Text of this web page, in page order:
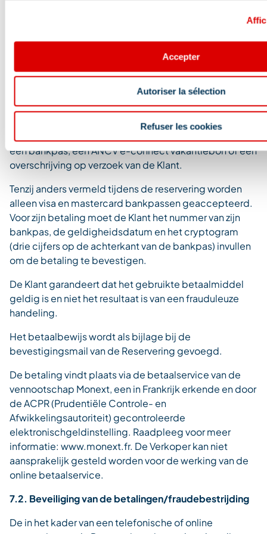
Accepter
Autoriser la sélection
Refuser les cookies
transactie en vormt het enige document dat als bewijs
ARTIKEL 7: BETALINGSMODALITEITEN
7.1. Betaalmiddelen
De Reservering kan uitsluitend betaald worden met
een bankpas, een ANCV e-connect vakantiebon of een
overschrijving op verzoek van de Klant.
Tenzij anders vermeld tijdens de reservering worden
alleen visa en mastercard bankpassen geaccepteerd.
Voor zijn betaling moet de Klant het nummer van zijn
bankpas, de geldigheidsdatum en het cryptogram
(drie cijfers op de achterkant van de bankpas) invullen
om de betaling te bevestigen.
De Klant garandeert dat het gebruikte betaalmiddel
geldig is en niet het resultaat is van een frauduleuze
handeling.
Het betaalbewijs wordt als bijlage bij de
bevestigingsmail van de Reservering gevoegd.
De betaling vindt plaats via de betaalservice van de
vennootschap Monext, een in Frankrijk erkende en door
de ACPR (Prudentiële Controle- en
Afwikkelingsautoriteit) gecontroleerde
elektronischgeldinstelling. Raadpleeg voor meer
informatie: www.monext.fr. De Verkoper kan niet
aansprakelijk gesteld worden voor de werking van de
online betaalservice.
7.2. Beveiliging van de betalingen/fraudebestrijding
De in het kader van een telefonische of online